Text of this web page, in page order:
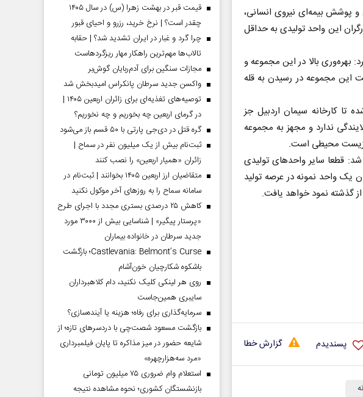
و پوشش بیمه‌ای نیروی انسانی،
این واحد تولیدی به حداقل
بهره‌وری بالا در این مجموعه و
این مجموعه در رسیدن به قله
تا کارخانه سیمان اردبیل جز
ندارد و مجهز به مجموعه
زیست محیطی است.
قطعا سایر واحدهای تولیدی
یک واحد نمونه در عرصه تولید
گذشته نمود خواهد یافت.
گزارش خطا پسندیدم
قیمت قبر در بهشت زهرا (س) در سال ۱۴۰۵
چقدر است؟ | نرخ خرید، رزرو و احیای قبور
چرا گرد و غبار در ایران تشدید شد؟ | حقابه
تالاب‌ها مهم‌ترین راهکار مهار ریزگردهاست
مجازات سنگین برای آدم‌ربایان گوش‌بر
واکسن جدید سرطان پانکراس امیدبخش شد
توصیه‌های تغذیه‌ای برای زائران اربعین ۱۴۰۵ |
در گرمای اربعین چه بخوریم و چه نخوریم؟
گره قتل در دی‌جی پارتی با ۵۰ قسم باز می‌شود
ثبت‌نام بیش از یک میلیون نفر در سماح |
زائران «همیار اربعین» را نصب کنند
متقاضیان ارز اربعین ۱۴۰۵ بخوانند | ثبت‌نام در
سامانه سماح را به روز‌های آخر موکول نکنید
کاهش ۲۵ درصدی بستری مجدد با اجرای طرح
«پرستار پیگیر» | شناسایی بیش از ۳۰۰۰ مورد
جدید سرطان در خانواده بیماران
Castlevania: Belmont’s Curse؛ بازگشت
باشکوه شکارچیان خون‌آشام
روی هر لینکی کلیک نکنید، دام کلاهبرداران
سایبری همین‌جاست
سرمایه‌گذاری برای رفاه؛ هزینه یا آینده‌سازی؟
بازگشت مسعود شصت‌چی با دردسر‌های تازه؛ از
شایعه حضور در میز مذاکره تا پایان فیلمبرداری
«مرد سه‌هزارچهره»
استعلام وام ضروری ۷۵ میلیون تومانی
بازنشستگان کشوری؛ نحوه مشاهده نتیجه